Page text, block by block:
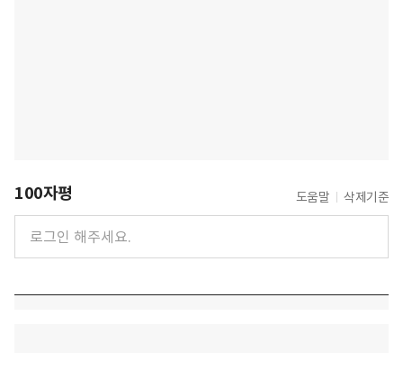
100자평 도움말 삭제기준